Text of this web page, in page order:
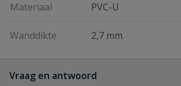
Materiaal PVC-U
Wanddikte 2,7 mm
Vraag en antwoord